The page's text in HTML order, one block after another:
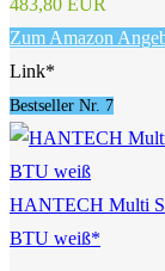
Zum Amazon
Link*
Bestseller Nr. 7
HANTECH Multi
BTU weiß*